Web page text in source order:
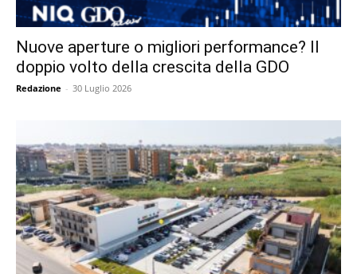
Nuove aperture o migliori performance? Il
doppio volto della crescita della GDO
Redazione - 30 Luglio 2026